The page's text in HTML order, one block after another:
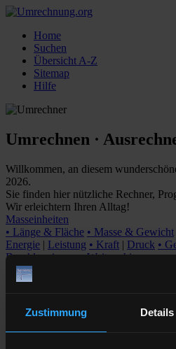
Zustimmung Details
Home
Suchen
Übersicht A-Z
Sitemap
Hilfe
Umrechnen ·
Willkommen, an diesem
2026.
Sie finden hier nützliche Rechner,
Wir erleichtern Ihren Alltag!
Masseinheiten
• Länge & Fläche • Masse & Gewicht
Energie | Leistung • Kraft | Druck •
Beschleunigung• Weitere hier...
Zeit & Datum
• Ewiger Kalender
Uhrzeit
Mensch & Körper
• BodyMassIndex • Blutalkoholwert